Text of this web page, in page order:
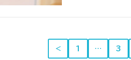
＜ 1 … 3